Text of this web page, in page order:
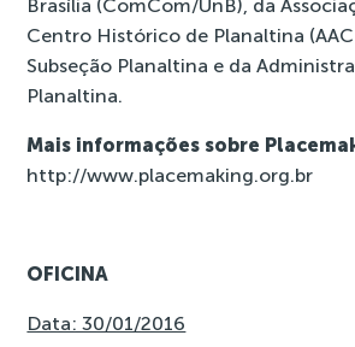
Brasília (ComCom/UnB), da
Centro Histórico de Planaltina
Subseção Planaltina e da
Planaltina.
Mais informações sobre
http://www.placemaking.org.br
OFICINA
Data: 30/01/2016